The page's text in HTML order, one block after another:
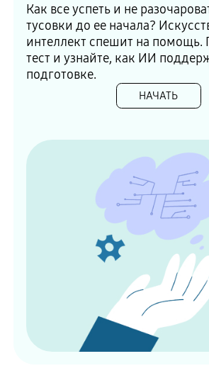
Как все успеть и не
тусовки до ее начала?
интеллект спешит на помощь.
тест и узнайте, как ИИ
подготовке.
НАЧАТЬ